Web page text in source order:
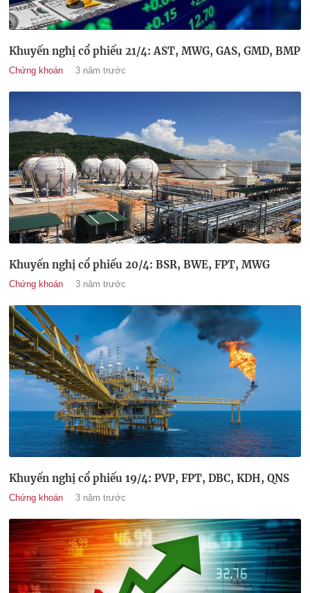
Khuyến nghị cổ phiếu 21/4: AST, MWG, GAS, GMD, BMP
Chứng khoán 3 năm trước
Khuyến nghị cổ phiếu 20/4: BSR, BWE, FPT, MWG
Chứng khoán 3 năm trước
Khuyến nghị cổ phiếu 19/4: PVP, FPT, DBC, KDH, QNS
Chứng khoán 3 năm trước